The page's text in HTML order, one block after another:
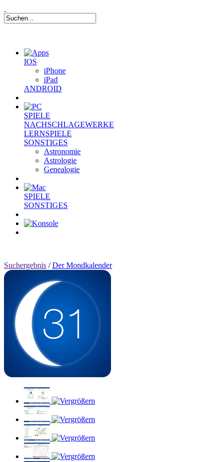
IOS
iPhone
iPad
ANDROID
SPIELE
NACHSCHLAGEWERKE
LERNSPIELE
SONSTIGES
Astronomie
Astrologie
Genealogie
SPIELE
SONSTIGES
Suchergebnis /Der Mondkalender